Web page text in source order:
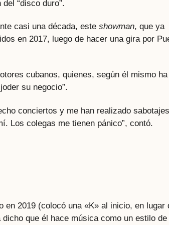
“disco duro”.
casi una década, este showman, que ya
en 2017, luego de hacer una gira por
cubanos, quienes, según él mismo ha
su negocio”.
conciertos y me han realizado
Los colegas me tienen pánico”, contó.
2019 (colocó una «K» al inicio, en lugar
que él hace música como un estilo de